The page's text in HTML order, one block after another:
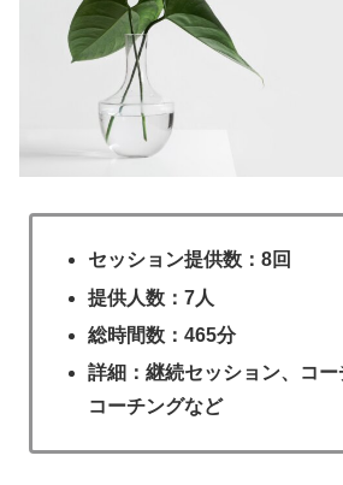
セッション提供数：8回
提供人数：7人
総時間数：465分
詳細：継続セッション、コ
コーチングなど